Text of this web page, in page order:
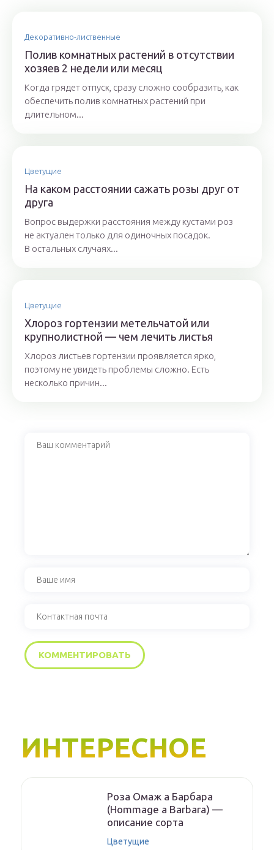
Декоративно-лиственные
Полив комнатных растений в отсутствии
хозяев 2 недели или месяц
Когда грядет отпуск, сразу сложно сообразить, как
обеспечить полив комнатных растений при
длительном...
Цветущие
На каком расстоянии сажать розы друг от
друга
Вопрос выдержки расстояния между кустами роз
не актуален только для одиночных посадок.
В остальных случаях...
Цветущие
Хлороз гортензии метельчатой или
крупнолистной — чем лечить листья
Хлороз листьев гортензии проявляется ярко,
поэтому не увидеть проблемы сложно. Есть
несколько причин...
ИНТЕРЕСНОЕ
Роза Омаж а Барбара
(Hommage a Barbara) —
описание сорта
Цветущие